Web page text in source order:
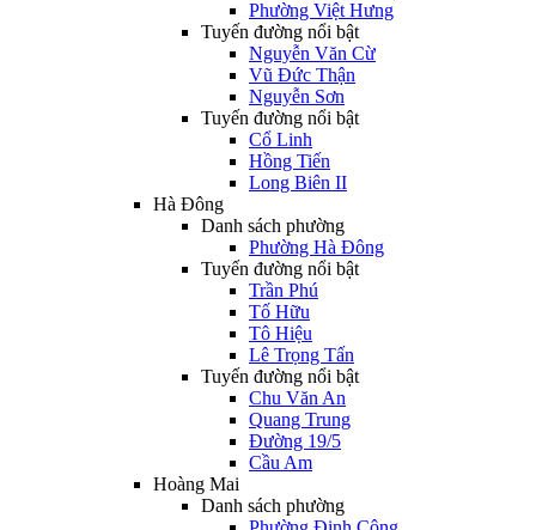
Phường Việt Hưng
Tuyến đường nổi bật
Nguyễn Văn Cừ
Vũ Đức Thận
Nguyễn Sơn
Tuyến đường nổi bật
Cổ Linh
Hồng Tiến
Long Biên II
Hà Đông
Danh sách phường
Phường Hà Đông
Tuyến đường nổi bật
Trần Phú
Tố Hữu
Tô Hiệu
Lê Trọng Tấn
Tuyến đường nổi bật
Chu Văn An
Quang Trung
Đường 19/5
Cầu Am
Hoàng Mai
Danh sách phường